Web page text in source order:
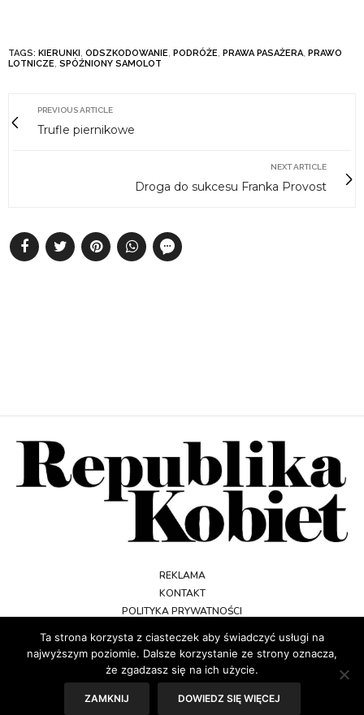
TAGS: KIERUNKI , ODSZKODOWANIE, PODRÓŻE, PRAWA PASAŻERA, PRAWO
LOTNICZE, SPÓŹNIONY SAMOLOT
PREVIOUS ARTICLE
Trufle piernikowe
NEXT ARTICLE
Droga do sukcesu Franka Provost
REKLAMA
KONTAKT
POLITYKA PRYWATNOŚCI
Ta strona korzysta z ciasteczek aby świadczyć usługi na
najwyższym poziomie. Dalsze korzystanie ze strony oznacza,
że zgadzasz się na ich użycie.
ZAMKNIJ DOWIEDZ SIĘ WIĘCEJ